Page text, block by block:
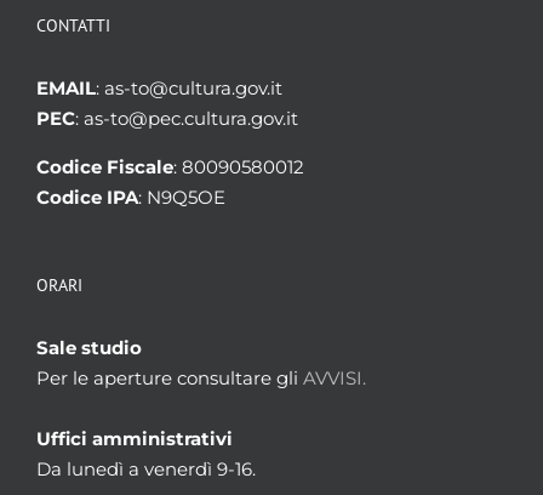
CONTATTI
EMAIL: as-to@cultura.gov.it
PEC: as-to@pec.cultura.gov.it
Codice Fiscale: 80090580012
Codice IPA: N9Q5OE
ORARI
Sale studio
Per le aperture consultare gli AVVISI.
Uffici amministrativi
Da lunedì a venerdì 9-16.